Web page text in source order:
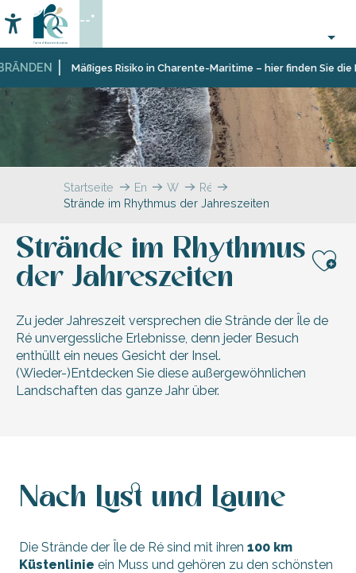
au
contenu
principal
Mäßiges Risiko in Charente-Maritime – hier finden Sie die
Accessibilité
Suche
--°
Startseite EntdeckenWillkommen
auf
Île
de
Ré,
ein
Naturkleinod
Strände im Rhythmus der Jahreszeiten
Strände im Rhythmus
der Jahreszeiten
Zu jeder Jahreszeit versprechen die Strände der Île de
Ré unvergessliche Erlebnisse, denn jeder Besuch
enthüllt ein neues Gesicht der Insel.
(Wieder-)Entdecken Sie diese außergewöhnlichen
Landschaften das ganze Jahr über.
Nach Lust und Laune
Die Strände der Île de Ré sind mit ihren 100 km
Küstenlinie ein Muss und gehören zu den schönsten